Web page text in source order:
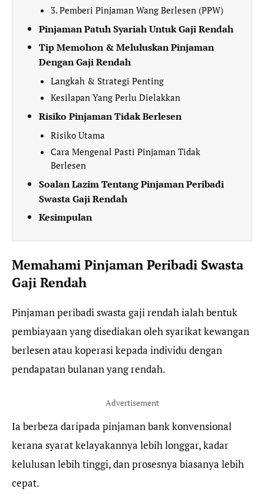
3. Pemberi Pinjaman Wang Berlesen (PPW)
Pinjaman Patuh Syariah Untuk Gaji Rendah
Tip Memohon & Meluluskan Pinjaman
Dengan Gaji Rendah
Langkah & Strategi Penting
Kesilapan Yang Perlu Dielakkan
Risiko Pinjaman Tidak Berlesen
Risiko Utama
Cara Mengenal Pasti Pinjaman Tidak
Berlesen
Soalan Lazim Tentang Pinjaman Peribadi
Swasta Gaji Rendah
Kesimpulan
Memahami Pinjaman Peribadi Swasta
Gaji Rendah
Pinjaman peribadi swasta gaji rendah ialah bentuk
pembiayaan yang disediakan oleh syarikat kewangan
berlesen atau koperasi kepada individu dengan
pendapatan bulanan yang rendah.
Advertisement
Ia berbeza daripada pinjaman bank konvensional
kerana syarat kelayakannya lebih longgar, kadar
kelulusan lebih tinggi, dan prosesnya biasanya lebih
cepat.